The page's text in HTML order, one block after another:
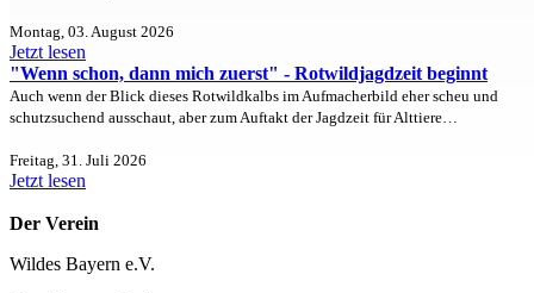
Montag, 03. August 2026
Jetzt lesen
"Wenn schon, dann mich zuerst" - Rotwildjagdzeit beginnt
Auch wenn der Blick dieses Rotwildkalbs im Aufmacherbild eher scheu und
schutzsuchend ausschaut, aber zum Auftakt der Jagdzeit für Alttiere…
Freitag, 31. Juli 2026
Jetzt lesen
Der Verein
Wildes Bayern e.V.